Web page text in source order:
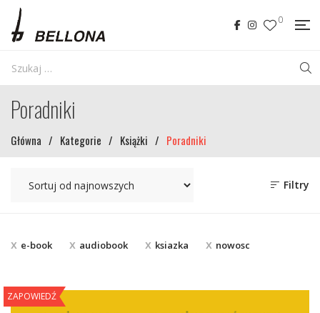
0
Poradniki
Główna / Kategorie / Książki / Poradniki
Filtry
e-book audiobook ksiazka nowosc
ZAPOWIEDŹ